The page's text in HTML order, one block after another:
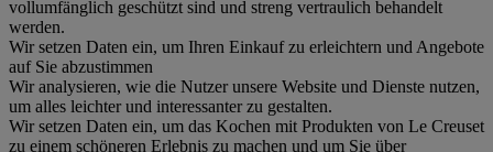
vollumfänglich geschützt sind und streng vertraulich behandelt
werden.
Wir setzen Daten ein, um Ihren Einkauf zu erleichtern und Angebote
auf Sie abzustimmen
Wir analysieren, wie die Nutzer unsere Website und Dienste nutzen,
um alles leichter und interessanter zu gestalten.
Wir setzen Daten ein, um das Kochen mit Produkten von Le Creuset
zu einem schöneren Erlebnis zu machen und um Sie über